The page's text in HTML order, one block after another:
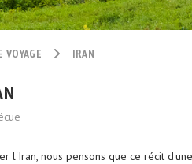
VOYAGE IRAN
l'Iran, nous pensons que ce récit